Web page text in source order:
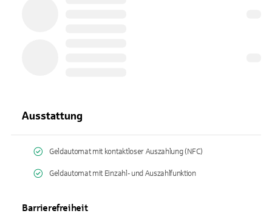
Ausstattung
Geldautomat mit kontaktloser Auszahlung (NFC)
Geldautomat mit Einzahl- und Auszahlfunktion
Barrierefreiheit